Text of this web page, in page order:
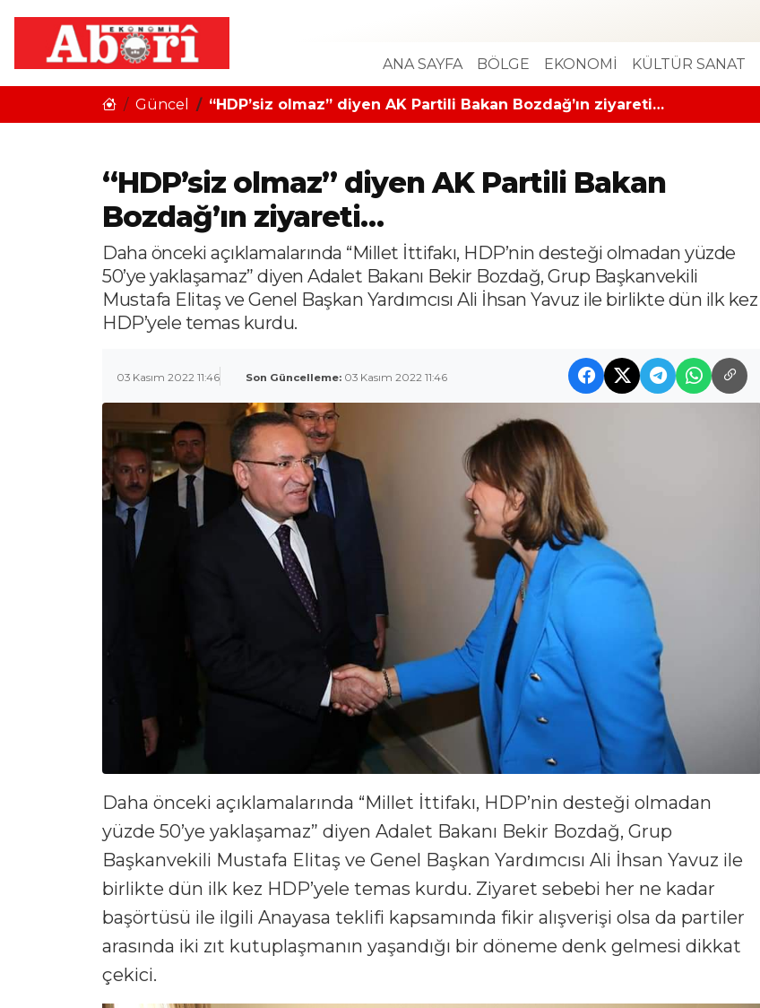
ANA SAYFA BÖLGE EKONOMİ KÜLTÜR SANAT
Güncel “HDP’siz olmaz” diyen AK Partili Bakan Bozdağ’ın ziyareti…
“HDP’siz olmaz” diyen AK Partili Bakan
Bozdağ’ın ziyareti…
Daha önceki açıklamalarında “Millet İttifakı, HDP’nin desteği olmadan yüzde
50’ye yaklaşamaz” diyen Adalet Bakanı Bekir Bozdağ, Grup Başkanvekili
Mustafa Elitaş ve Genel Başkan Yardımcısı Ali İhsan Yavuz ile birlikte dün ilk kez
HDP’yele temas kurdu.
03 Kasım 2022 11:46 Son Güncelleme: 03 Kasım 2022 11:46
Daha önceki açıklamalarında “Millet İttifakı, HDP’nin desteği olmadan
yüzde 50’ye yaklaşamaz” diyen Adalet Bakanı Bekir Bozdağ, Grup
Başkanvekili Mustafa Elitaş ve Genel Başkan Yardımcısı Ali İhsan Yavuz ile
birlikte dün ilk kez HDP’yele temas kurdu. Ziyaret sebebi her ne kadar
başörtüsü ile ilgili Anayasa teklifi kapsamında fikir alışverişi olsa da partiler
arasında iki zıt kutuplaşmanın yaşandığı bir döneme denk gelmesi dikkat
çekici.